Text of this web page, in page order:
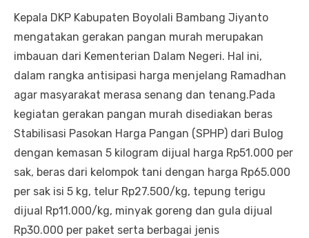
Kepala DKP Kabupaten Boyolali Bambang Jiyanto
mengatakan gerakan pangan murah merupakan
imbauan dari Kementerian Dalam Negeri. Hal ini,
dalam rangka antisipasi harga menjelang Ramadhan
agar masyarakat merasa senang dan tenang.Pada
kegiatan gerakan pangan murah disediakan beras
Stabilisasi Pasokan Harga Pangan (SPHP) dari Bulog
dengan kemasan 5 kilogram dijual harga Rp51.000 per
sak, beras dari kelompok tani dengan harga Rp65.000
per sak isi 5 kg, telur Rp27.500/kg, tepung terigu
dijual Rp11.000/kg, minyak goreng dan gula dijual
Rp30.000 per paket serta berbagai jenis